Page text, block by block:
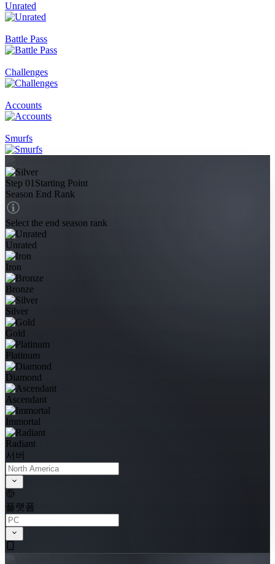
Unrated
Battle Pass
Challenges
Accounts
Smurfs
Step 01 Starting Point
Season End Rank
Select the end season rank
Unrated
Iron
Bronze
Silver
Gold
Platinum
Diamond
Ascendant
Immortal
Radiant
서버
플랫폼